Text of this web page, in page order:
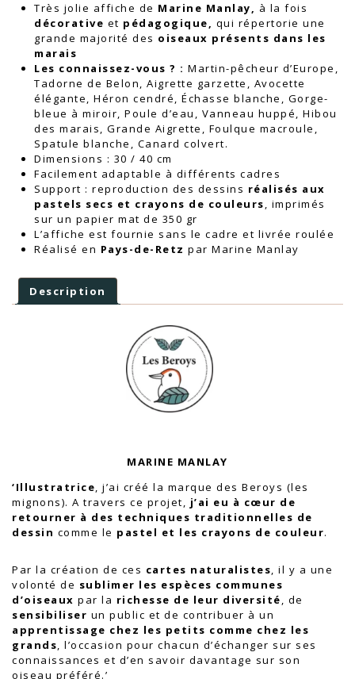
Très jolie affiche de Marine Manlay, à la fois
décorative et pédagogique, qui répertorie une
grande majorité des oiseaux présents dans les
marais
Les connaissez-vous ? : Martin-pêcheur d’Europe,
Tadorne de Belon, Aigrette garzette, Avocette
élégante, Héron cendré, Échasse blanche, Gorge-
bleue à miroir, Poule d’eau, Vanneau huppé, Hibou
des marais, Grande Aigrette, Foulque macroule,
Spatule blanche, Canard colvert.
Dimensions : 30 / 40 cm
Facilement adaptable à différents cadres
Support : reproduction des dessins réalisés aux
pastels secs et crayons de couleurs, imprimés
sur un papier mat de 350 gr
L’affiche est fournie sans le cadre et livrée roulée
Réalisé en Pays-de-Retz par Marine Manlay
Description
MARINE MANLAY
‘Illustratrice, j’ai créé la marque des Beroys (les
mignons). A travers ce projet, j’ai eu à cœur de
retourner à des techniques traditionnelles de
dessin comme le pastel et les crayons de couleur.
Par la création de ces cartes naturalistes, il y a une
volonté de sublimer les espèces communes
d’oiseaux par la richesse de leur diversité, de
sensibiliser un public et de contribuer à un
apprentissage chez les petits comme chez les
grands, l’occasion pour chacun d’échanger sur ses
connaissances et d’en savoir davantage sur son
oiseau préféré.’